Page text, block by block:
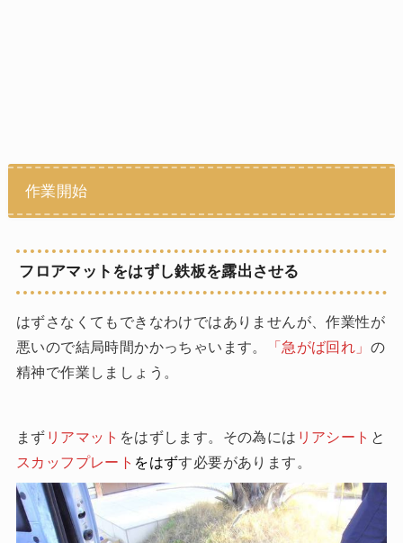
作業開始
フロアマットをはずし鉄板を露出させる
はずさなくてもできなわけではありませんが、作業性が
悪いので結局時間かかっちゃいます。
「急がば回れ」 の
精神で作業しましょう。
まず リアマット をはずします。その為には リアシート と
スカッフプレート をはずす必要があります。